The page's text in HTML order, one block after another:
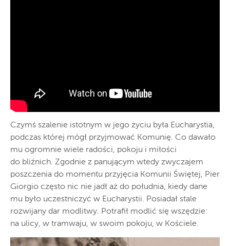
Czymś szalenie istotnym w jego życiu była Eucharystia,
podczas której mógł przyjmować Komunię. Co dawało
mu ogromnie wiele radości, pokoju i miłości
do bliźnich. Zgodnie z panującym wtedy zwyczajem
poszczenia do momentu przyjęcia Komunii Świętej, Pier
Giorgio często nic nie jadł aż do południa, kiedy dane
mu było uczestniczyć w Eucharystii. Posiadał stale
rozwijany dar modlitwy. Potrafił modlić się wszędzie:
na ulicy, w tramwaju, w swoim pokoju, w Kościele.